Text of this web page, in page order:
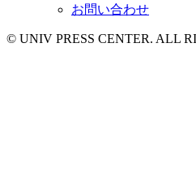
お問い合わせ
© UNIV PRESS CENTER. ALL